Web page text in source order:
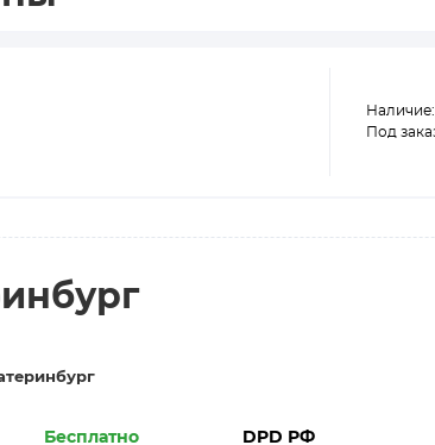
Наличие:
Под
Бесплатно DPD РФ